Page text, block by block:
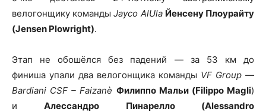
велогонщику командыJayco AlUla Йенсену Плоурайту
(Jensen Plowright).
Этап не обошёлся без падений — за 53 км до
финиша упали два велогонщика команды VF Group —
Bardiani CSF – Faizanè Филиппо Мальи (Filippo Magli)
иАлессандро Пинарелло (Alessandro